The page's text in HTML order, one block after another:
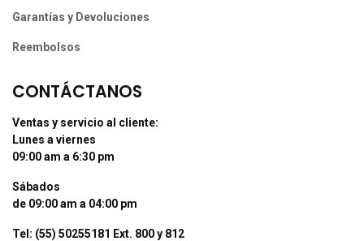
Garantías y Devoluciones
Reembolsos
CONTÁCTANOS
Ventas y servicio al cliente:
Lunes a viernes
09:00 am a 6:30 pm
Sábados
de 09:00 am a 04:00 pm
Tel: (55) 50255181 Ext. 800 y 812